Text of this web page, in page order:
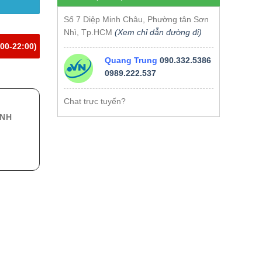
22:00)
Số 7 Diệp Minh Châu, Phường tân Sơn
Nhì, Tp.HCM(Xem chỉ dẫn đường đi)
Quang Trung 090.332.5386
0989.222.537
Chat trực tuyến?